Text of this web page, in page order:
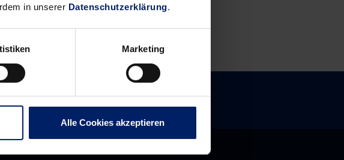
in unserer Datenschutzerklärung.
Marketing
Alle Cookies akzeptieren